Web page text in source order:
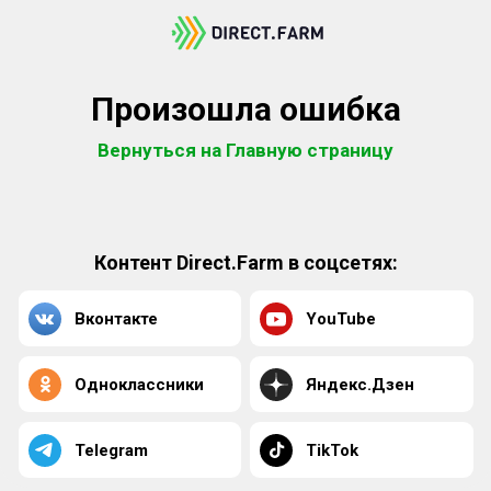
Произошла ошибка
Вернуться на Главную страницу
Контент Direct.Farm в соцсетях:
Вконтакте YouTube
Одноклассники Яндекс.Дзен
Telegram TikTok